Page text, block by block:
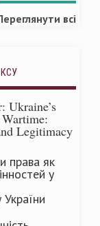
всі
Ukraine’s
Legitimacy
права як
у